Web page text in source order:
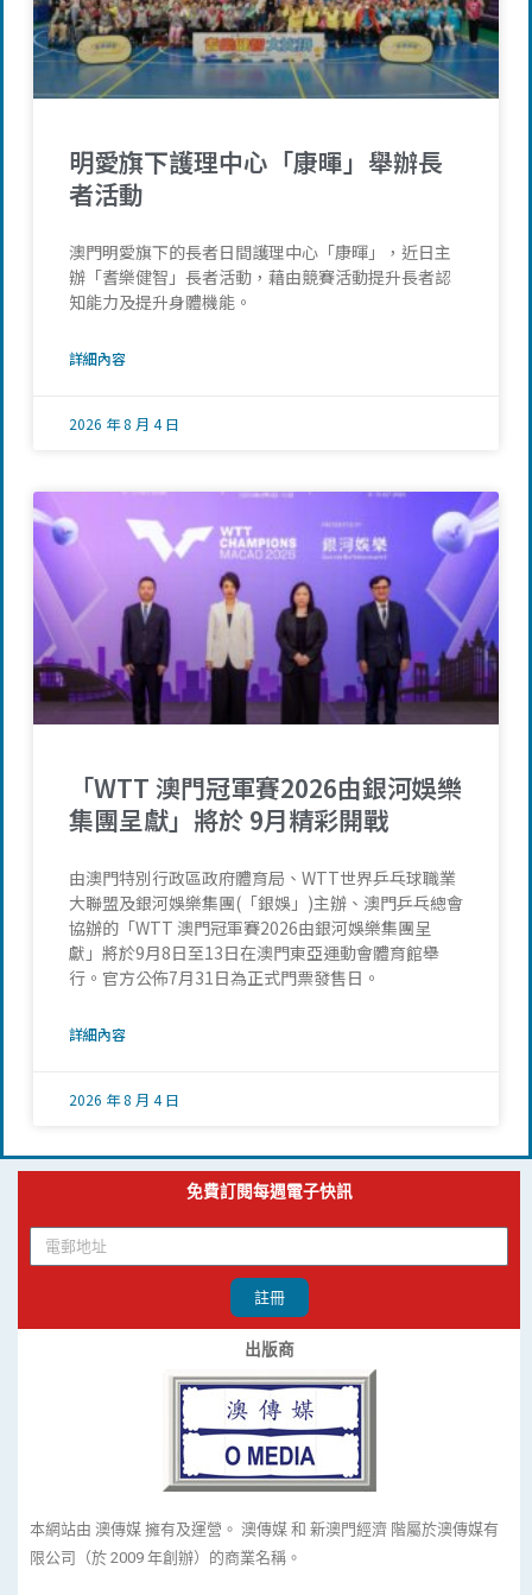
明愛旗下護理中心「康暉」舉辦長
者活動
澳門明愛旗下的長者日間護理中心「康暉」，近日主
辦「耆樂健智」長者活動，藉由競賽活動提升長者認
知能力及提升身體機能。
詳細內容
2026 年 8 月 4 日
「WTT 澳門冠軍賽2026由銀河娛樂
集團呈獻」將於 9月精彩開戰
由澳門特別行政區政府體育局、WTT世界乒乓球職業
大聯盟及銀河娛樂集團(「銀娛」)主辦、澳門乒乓總會
協辦的「WTT 澳門冠軍賽2026由銀河娛樂集團呈
獻」將於9月8日至13日在澳門東亞運動會體育館舉
行。官方公佈7月31日為正式門票發售日。
詳細內容
2026 年 8 月 4 日
免費訂閱每週電子快訊
註冊
出版商
本網站由 澳傳媒 擁有及運營。 澳傳媒 和 新澳門經濟 階屬於澳傳媒有
限公司（於 2009 年創辦）的商業名稱。